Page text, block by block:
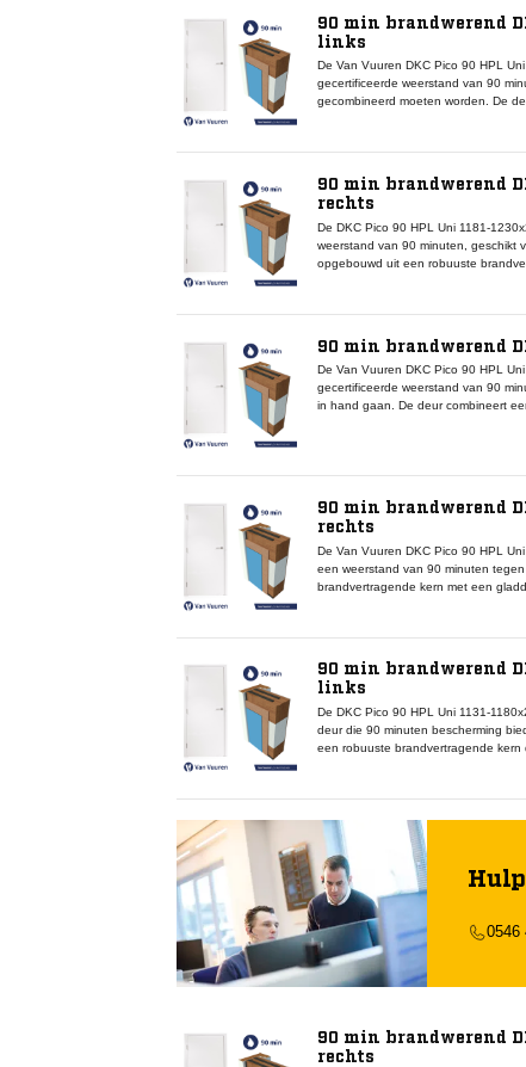
biedt dit model betrouwbare
90 min brandwerend
links
De Van Vuuren DKC Pico 90 HPL
gecertificeerde weerstand van 90
gecombineerd moeten worden. De
vluchtrichtingseisen. Binnen het
betrouwbaarheid, afwerkingskwaliteit
zorginstellingen.
90 min brandwerend
rechts
De DKC Pico 90 HPL Uni 1181-
weerstand van 90 minuten, geschikt
opgebouwd uit een robuuste
draairichtingseisen. Binnen het DKC
brandwerendheid, betrouwbaarheid
zorginstellingen.
90 min brandwerend
De Van Vuuren DKC Pico 90 HPL
gecertificeerde weerstand van 90
in hand gaan. De deur combineert
brandwerende kozijnen,
brandveilige utiliteits- en
90 min brandwerend
rechts
De Van Vuuren DKC Pico 90 HPL
een weerstand van 90 minuten
brandvertragende kern met een
gecertificeerd onderdeel dat volledig
toepassingen in utiliteitsbouw en
90 min brandwerend
links
De DKC Pico 90 HPL Uni 1131-
deur die 90 minuten bescherming
een robuuste brandvertragende
specifieke indelingseisen of
onderdeel dat compatibel is met Van
combinatie van hoogte,
duurzaamheid.
0546
90 min brandwerend
rechts